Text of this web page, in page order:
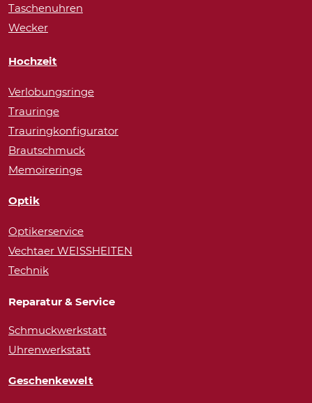
Taschenuhren
Wecker
Hochzeit
Verlobungsringe
Trauringe
Trauringkonfigurator
Brautschmuck
Memoireringe
Optik
Optikerservice
Vechtaer WEISSHEITEN
Technik
Reparatur & Service
Schmuckwerkstatt
Uhrenwerkstatt
Geschenkewelt